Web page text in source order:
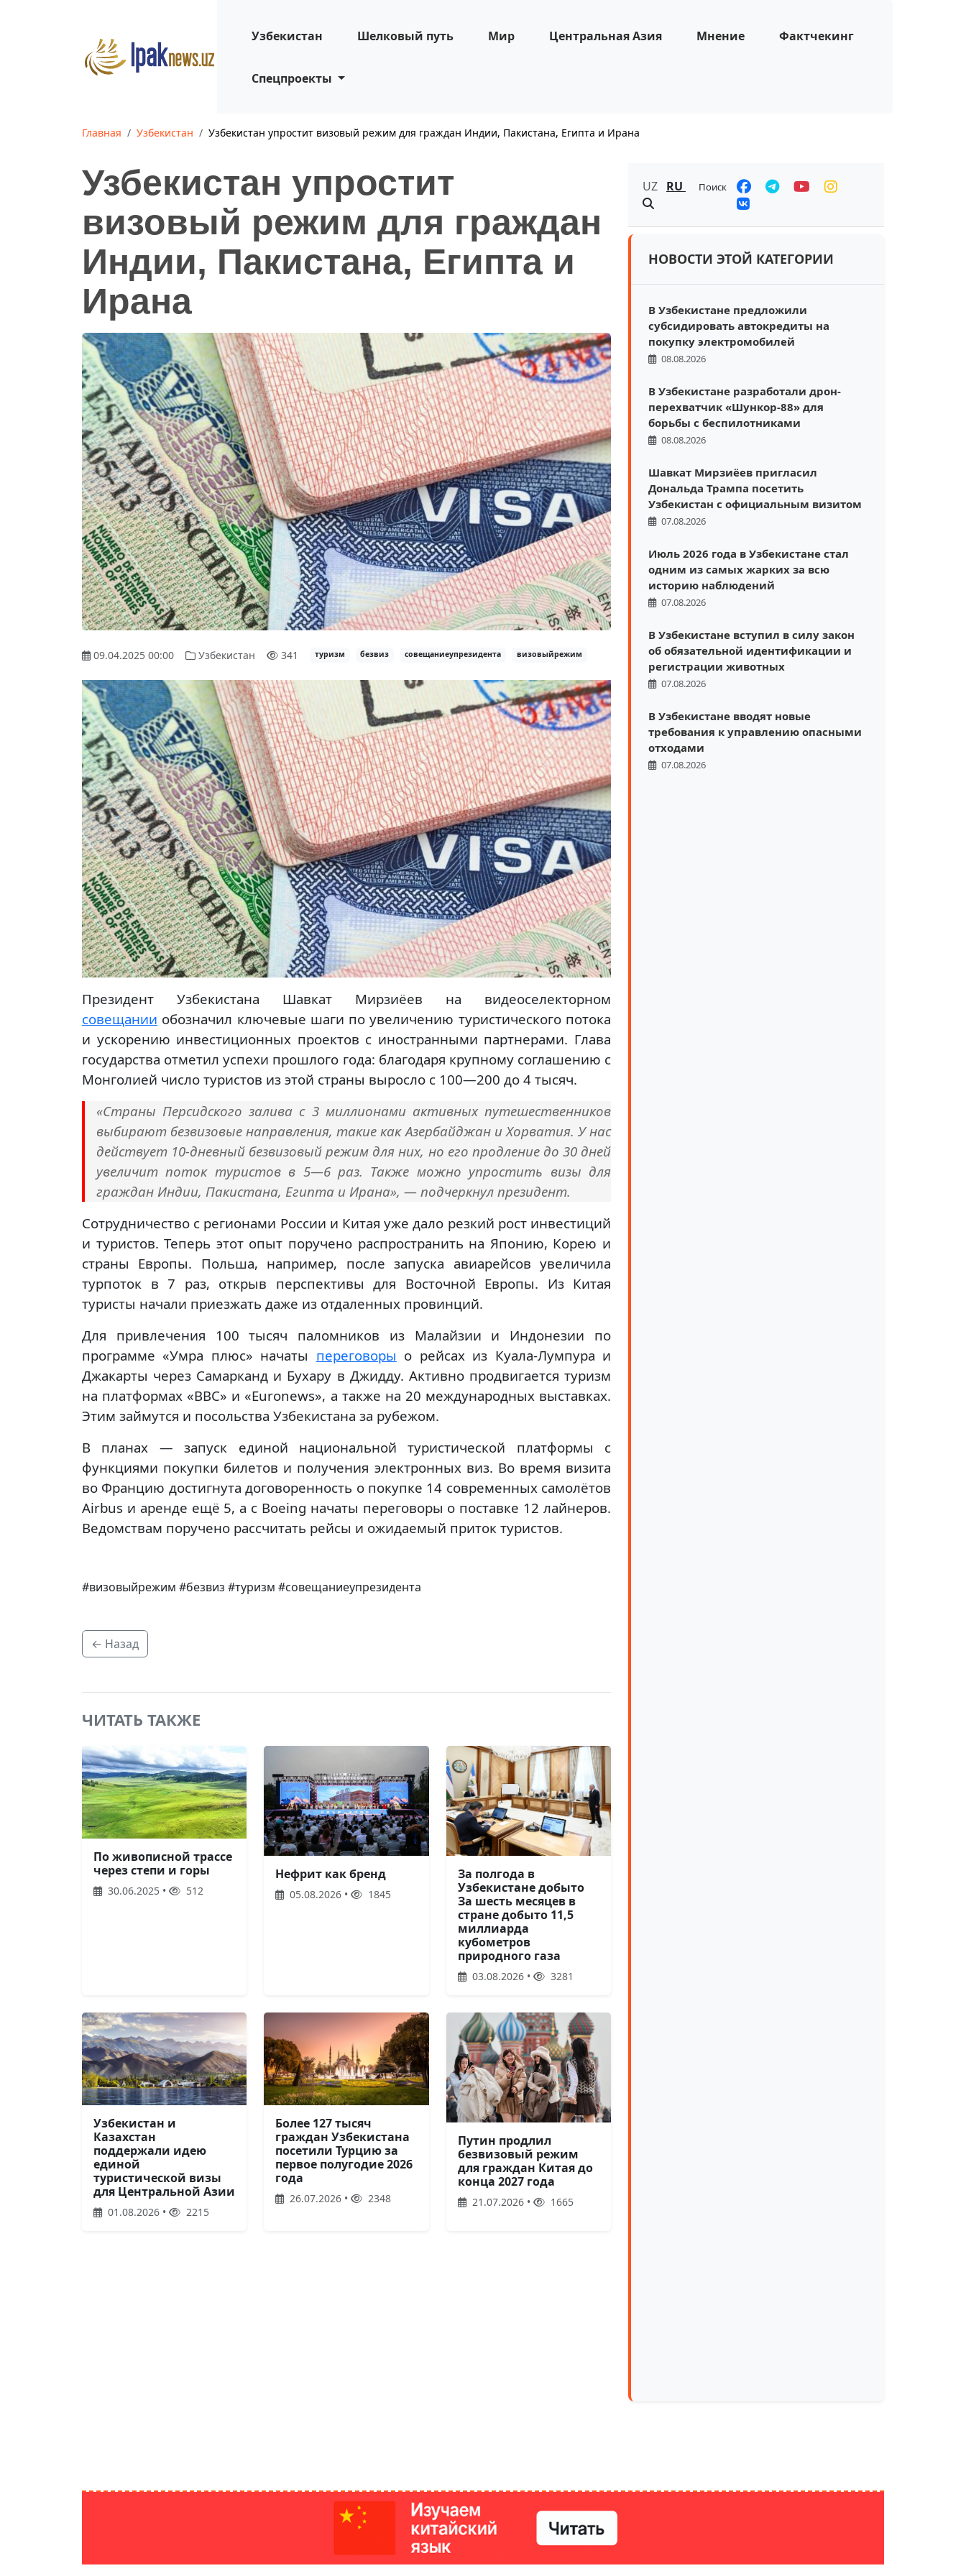
Узбекистан Шелковый путь Мир Центральная Азия Мнение Фактчекинг
Спецпроекты
Главная Узбекистан Узбекистан упростит визовый режим для граждан Индии, Пакистана, Египта и Ирана
Узбекистан упростит
визовый режим для граждан
Индии, Пакистана, Египта и
Ирана
09.04.2025 00:00 Узбекистан 341 туризм безвиз совещаниеупрезидента визовыйрежим
Президент Узбекистана Шавкат Мирзиёев на видеоселекторном
совещании обозначил ключевые шаги по увеличению туристического потока
и ускорению инвестиционных проектов с иностранными партнерами. Глава
государства отметил успехи прошлого года: благодаря крупному соглашению с
Монголией число туристов из этой страны выросло с 100—200 до 4 тысяч.
«Страны Персидского залива с 3 миллионами активных путешественников
выбирают безвизовые направления, такие как Азербайджан и Хорватия. У нас
действует 10-дневный безвизовый режим для них, но его продление до 30 дней
увеличит поток туристов в 5—6 раз. Также можно упростить визы для
граждан Индии, Пакистана, Египта и Ирана», — подчеркнул президент.
Сотрудничество с регионами России и Китая уже дало резкий рост инвестиций
и туристов. Теперь этот опыт поручено распространить на Японию, Корею и
страны Европы. Польша, например, после запуска авиарейсов увеличила
турпоток в 7 раз, открыв перспективы для Восточной Европы. Из Китая
туристы начали приезжать даже из отдаленных провинций.
Для привлечения 100 тысяч паломников из Малайзии и Индонезии по
программе «Умра плюс» начаты переговоры о рейсах из Куала-Лумпура и
Джакарты через Самарканд и Бухару в Джидду. Активно продвигается туризм
на платформах «BBC» и «Euronews», а также на 20 международных выставках.
Этим займутся и посольства Узбекистана за рубежом.
В планах — запуск единой национальной туристической платформы с
функциями покупки билетов и получения электронных виз. Во время визита
во Францию достигнута договоренность о покупке 14 современных самолётов
Airbus и аренде ещё 5, а с Boeing начаты переговоры о поставке 12 лайнеров.
Ведомствам поручено рассчитать рейсы и ожидаемый приток туристов.
#визовыйрежим #безвиз #туризм #совещаниеупрезидента
← Назад
ЧИТАТЬ ТАКЖЕ
По живописной трассе
через степи и горы
30.06.2025 • 512
Нефрит как бренд
05.08.2026 • 1845
За полгода в
Узбекистане добыто
За шесть месяцев в
стране добыто 11,5
миллиарда
кубометров
природного газа
03.08.2026 • 3281
Узбекистан и
Казахстан
поддержали идею
единой
туристической визы
для Центральной Азии
01.08.2026 • 2215
Более 127 тысяч
граждан Узбекистана
посетили Турцию за
первое полугодие 2026
года
26.07.2026 • 2348
Путин продлил
безвизовый режим
для граждан Китая до
конца 2027 года
21.07.2026 • 1665
UZ RU Поиск
НОВОСТИ ЭТОЙ КАТЕГОРИИ
В Узбекистане предложили
субсидировать автокредиты на
покупку электромобилей
08.08.2026
В Узбекистане разработали дрон-
перехватчик «Шункор-88» для
борьбы с беспилотниками
08.08.2026
Шавкат Мирзиёев пригласил
Дональда Трампа посетить
Узбекистан с официальным визитом
07.08.2026
Июль 2026 года в Узбекистане стал
одним из самых жарких за всю
историю наблюдений
07.08.2026
В Узбекистане вступил в силу закон
об обязательной идентификации и
регистрации животных
07.08.2026
В Узбекистане вводят новые
требования к управлению опасными
отходами
07.08.2026